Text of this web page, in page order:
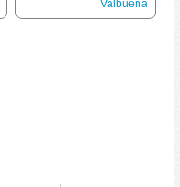
Valbuena